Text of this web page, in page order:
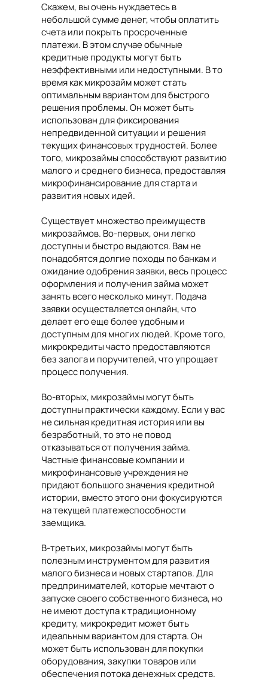
Скажем, вы очень нуждаетесь в
небольшой сумме денег, чтобы оплатить
счета или покрыть просроченные
платежи. В этом случае обычные
кредитные продукты могут быть
неэффективными или недоступными. В то
время как микрозайм может стать
оптимальным вариантом для быстрого
решения проблемы. Он может быть
использован для фиксирования
непредвиденной ситуации и решения
текущих финансовых трудностей. Более
того, микрозаймы способствуют развитию
малого и среднего бизнеса, предоставляя
микрофинансирование для старта и
развития новых идей.
Существует множество преимуществ
микрозаймов. Во-первых, они легко
доступны и быстро выдаются. Вам не
понадобятся долгие походы по банкам и
ожидание одобрения заявки, весь процесс
оформления и получения займа может
занять всего несколько минут. Подача
заявки осуществляется онлайн, что
делает его еще более удобным и
доступным для многих людей. Кроме того,
микрокредиты часто предоставляются
без залога и поручителей, что упрощает
процесс получения.
Во-вторых, микрозаймы могут быть
доступны практически каждому. Если у вас
не сильная кредитная история или вы
безработный, то это не повод
отказываться от получения займа.
Частные финансовые компании и
микрофинансовые учреждения не
придают большого значения кредитной
истории, вместо этого они фокусируются
на текущей платежеспособности
заемщика.
В-третьих, микрозаймы могут быть
полезным инструментом для развития
малого бизнеса и новых стартапов. Для
предпринимателей, которые мечтают о
запуске своего собственного бизнеса, но
не имеют доступа к традиционному
кредиту, микрокредит может быть
идеальным вариантом для старта. Он
может быть использован для покупки
оборудования, закупки товаров или
обеспечения потока денежных средств.